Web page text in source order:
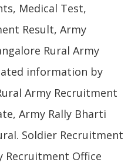
Medical Test,
Result, Army
Rural Army
information by
Army Recruitment
Army Rally Bharti
Soldier Recruitment
Recruitment Office